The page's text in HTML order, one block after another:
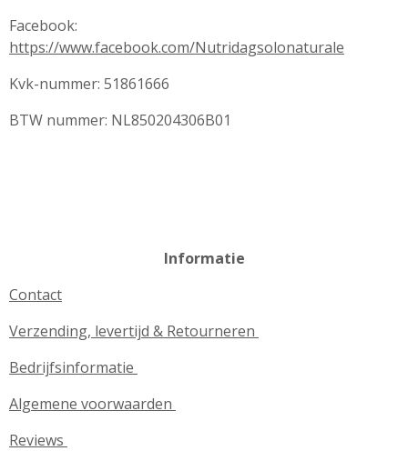
Facebook:
https://www.facebook.com/Nutridagsolonaturale
Kvk-nummer: 51861666
BTW nummer: NL850204306B01
Informatie
Contact
Verzending, levertijd & Retourneren
Bedrijfsinformatie
Algemene voorwaarden
Reviews